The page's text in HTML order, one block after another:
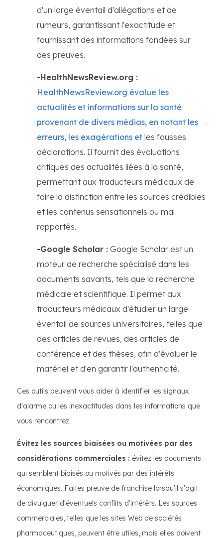
d'un large éventail d'allégations et de
rumeurs, garantissant l'exactitude et
fournissant des informations fondées sur
des preuves.
-HealthNewsReview.org :
HealthNewsReview.org évalue les
actualités et informations sur la santé
provenant de divers médias, en notant les
erreurs, les exagérations et les fausses
déclarations. Il fournit des évaluations
critiques des actualités liées à la santé,
permettant aux traducteurs médicaux de
faire la distinction entre les sources crédibles
et les contenus sensationnels ou mal
rapportés.
-Google Scholar : Google Scholar est un
moteur de recherche spécialisé dans les
documents savants, tels que la recherche
médicale et scientifique. Il permet aux
traducteurs médicaux d'étudier un large
éventail de sources universitaires, telles que
des articles de revues, des articles de
conférence et des thèses, afin d'évaluer le
matériel et d'en garantir l'authenticité.
Ces outils peuvent vous aider à identifier les signaux
d'alarme ou les inexactitudes dans les informations que
vous rencontrez.
Évitez les sources biaisées ou motivées par des
considérations commerciales : évitez les documents
qui semblent biaisés ou motivés par des intérêts
économiques. Faites preuve de franchise lorsqu'il s'agit
de divulguer d'éventuels conflits d'intérêts. Les sources
commerciales, telles que les sites Web de sociétés
pharmaceutiques, peuvent être utiles, mais elles doivent